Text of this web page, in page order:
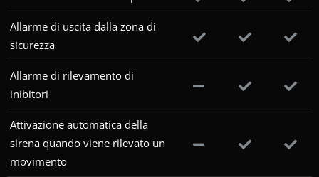
Allarme di uscita dalla zona di
sicurezza
Allarme di rilevamento di
inibitori
Attivazione automatica della
sirena quando viene rilevato un
movimento